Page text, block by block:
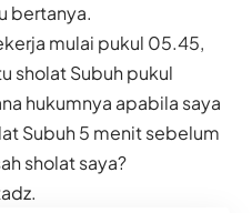
bertanya.
mulai pukul 05.45,
sholat Subuh pukul
hukumnya apabila saya
Subuh 5 menit sebelum
sholat saya?